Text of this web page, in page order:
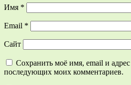
Имя *
Email *
Сайт
Сохранить моё имя, email и адрес
последующих моих комментариев.